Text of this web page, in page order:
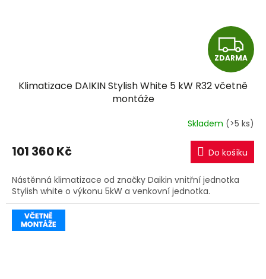
Z
D
A
R
M
A
ZDARMA
Klimatizace DAIKIN Stylish White 5 kW R32 včetně
montáže
Skladem (>5 ks)
101 360 Kč Do košíku
Nástěnná klimatizace od značky Daikin vnitřní jednotka
Stylish white o výkonu 5kW a venkovní jednotka.